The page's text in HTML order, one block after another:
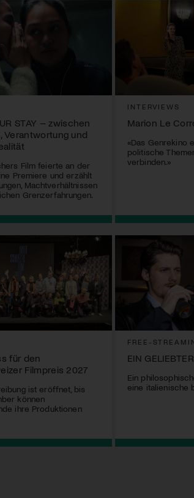
STAY – zwischen
Verantwortung und
Film feierte an der
Premiere und erzählt
Machtverhältnissen
Grenzerfahrungen.
INTERVIEWS
Marion Le
«Das Genrekino
politische
verbinden.»
für den
Filmpreis 2027
ist eröffnet, bis
können
ihre Produktionen
FREE-
EIN
Ein
eine italienische